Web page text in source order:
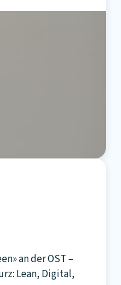
an der OST –
Lean, Digital,